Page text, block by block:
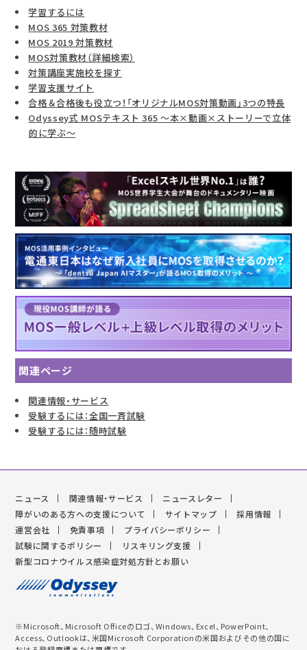
学習するには
MOS 365 対策教材
MOS 2019 対策教材
MOS対策教材（詳細検索）
対策講座実施校を探す
学習支援サイト
合格＆合格後も役立つ！「オリジナルMOS対策動画」3つの特長
Odyssey式 MOSテキスト 365 ～本×動画×ストーリーで立体
的に学ぶ～
関連ページ
関連情報・サービス
受験するには：全国一斉試験
受験するには：随時試験
ニュース 関連情報・サービス
ニュースレター
障がいのある方への支援について
サイトマップ
採用情報
運営会社
免責事項
プライバシーポリシー
試験に関するポリシー
リスキリング支援
新型コロナウイルス感染症対処方針とお願い
※Microsoft、Microsoft Officeのロゴ、Windows、Excel、PowerPoint、
Access、Outlookは、米国Microsoft Corporationの米国およびその他の国に